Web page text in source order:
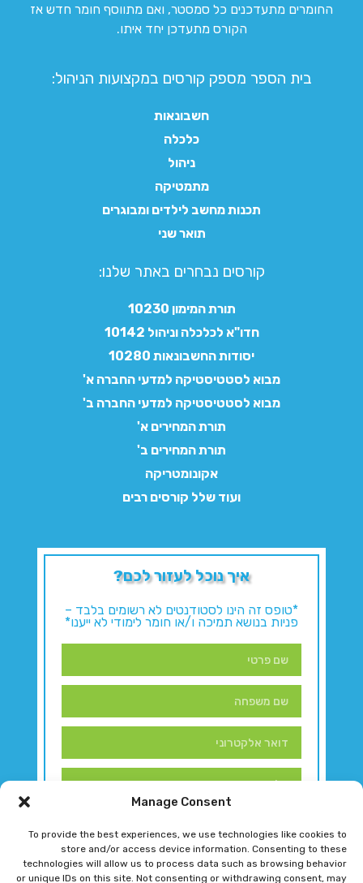
Manage Consent
To provide the best experiences, we use technologies like cookies to
store and/or access device information. Consenting to these
technologies will allow us to process data such as browsing behavior
or unique IDs on this site. Not consenting or withdrawing consent, may
החומרים מתעדכנים כל סמסטר, ואם מתווסף חומר חדש אז
הקורס מתעדכן יחד איתו.
בית הספר מספק קורסים במקצועות הניהול:
חשבונאות
כלכלה
ניהול
מתמטיקה
תכנות מחשב לילדים ומבוגרים
תואר שני
קורסים נבחרים באתר שלנו:​
תורת המימון 10230
חדו"א לכלכלה וניהול 10142
יסודות החשבונאות 10280
מבוא לסטטיסטיקה למדעי החברה א'
מבוא לסטטיסטיקה למדעי החברה ב'
תורת המחירים א'
תורת המחירים ב'
אקונומטריקה
ועוד שלל קורסים רבים
איך נוכל לעזור לכם?
*טופס זה הינו לסטודנטים לא רשומים בלבד –
פניות בנושא תמיכה ו/או חומר לימודי לא ייענו*